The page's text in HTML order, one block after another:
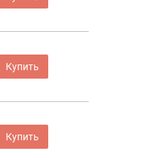
Купить
Купить